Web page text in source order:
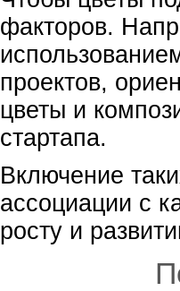
факторов.
проектов,
цветы и
стартапа.
Включение
ассоциации с
росту и